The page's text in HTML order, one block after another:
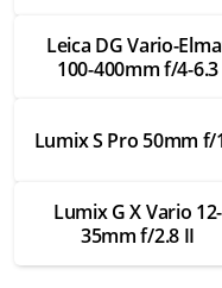
от 1 750 ₽
Замена байонета
Ремонт байонета
Замена контактов
от 3 000 ₽
Leica DG Vario-
100-400mm f/4-6.3
Lumix S Pro 50mm f/
Lumix G X Vario 12-
35mm f/2.8 II